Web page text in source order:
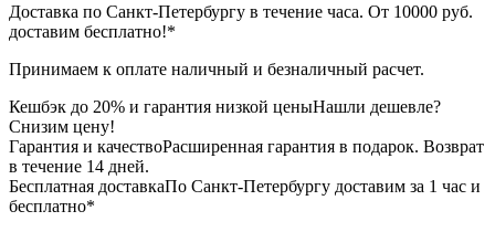
Доставка по Санкт-Петербургу в течение часа. От 10000 руб.
доставим бесплатно!*
Принимаем к оплате наличный и безналичный расчет.
Кешбэк до 20% и гарантия низкой ценыНашли дешевле?
Снизим цену!
Гарантия и качествоРасширенная гарантия в подарок. Возврат
в течение 14 дней.
Бесплатная доставкаПо Санкт-Петербургу доставим за 1 час и
бесплатно*